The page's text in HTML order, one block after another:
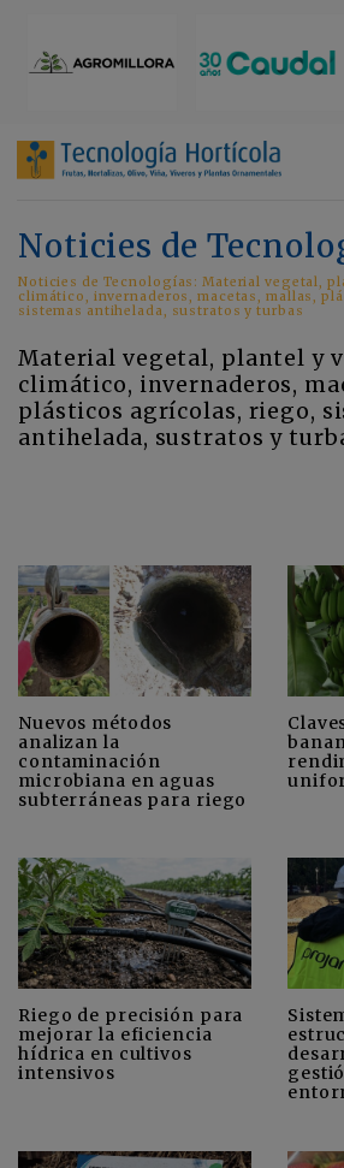
Noticies de
Noticies de Tecnologías: Material vegetal,
climático, invernaderos, macetas, mallas,
sistemas antihelada, sustratos y turbas
Material vegetal, plantel y
climático, invernaderos,
plásticos agrícolas, riego,
antihelada, sustratos y
Nuevos métodos
analizan la
contaminación
microbiana en aguas
subterráneas para riego
Riego de precisión para
mejorar la eficiencia
hídrica en cultivos
intensivos